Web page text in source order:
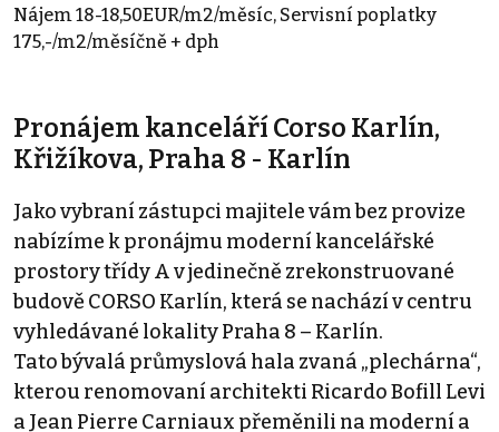
Nájem 18-18,50EUR/m2/měsíc, Servisní poplatky
175,-/m2/měsíčně + dph
Pronájem kanceláří Corso Karlín,
Křižíkova, Praha 8 - Karlín
Jako vybraní zástupci majitele vám bez provize
nabízíme k pronájmu moderní kancelářské
prostory třídy A v jedinečně zrekonstruované
budově CORSO Karlín, která se nachází v centru
vyhledávané lokality Praha 8 – Karlín.
Tato bývalá průmyslová hala zvaná „plechárna“,
kterou renomovaní architekti Ricardo Bofill Levi
a Jean Pierre Carniaux přeměnili na moderní a